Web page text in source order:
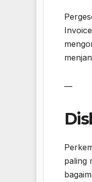
—
paling